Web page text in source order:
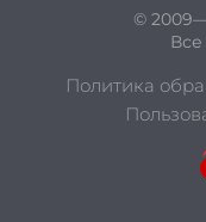
©
Политика